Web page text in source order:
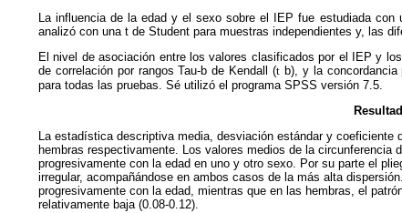
La influencia de la edad y el sexo sobre el IEP fue estudiada
analizó con una t de Student para muestras independientes y, las
El nivel de asociación entre los valores clasificados por el IEP y
de correlación por rangos Tau-b de Kendall (t b), y la
para todas las pruebas. Sé utilizó el programa SPSS versión 7.5.
La estadística descriptiva media, desviación estándar y coeficiente
hembras respectivamente. Los valores medios de la circunferencia
progresivamente con la edad en uno y otro sexo. Por su parte el
irregular, acompañándose en ambos casos de la más alta
progresivamente con la edad, mientras que en las hembras, el
relativamente baja (0.08-0.12).